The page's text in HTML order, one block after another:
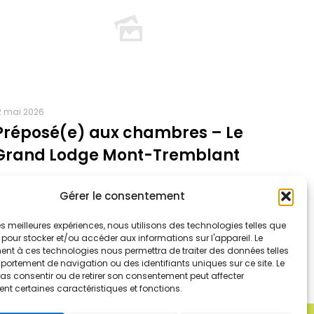
Gérer le consentement
meilleures expériences, nous utilisons des technologies telles que
stocker et/ou accéder aux informations sur l'appareil. Le
à ces technologies nous permettra de traiter des données telles
de navigation ou des identifiants uniques sur ce site. Le
consentir ou de retirer son consentement peut affecter
certaines caractéristiques et fonctions.
mai 2026
aux chambres – Le
Lodge Mont-Tremblant
Read more